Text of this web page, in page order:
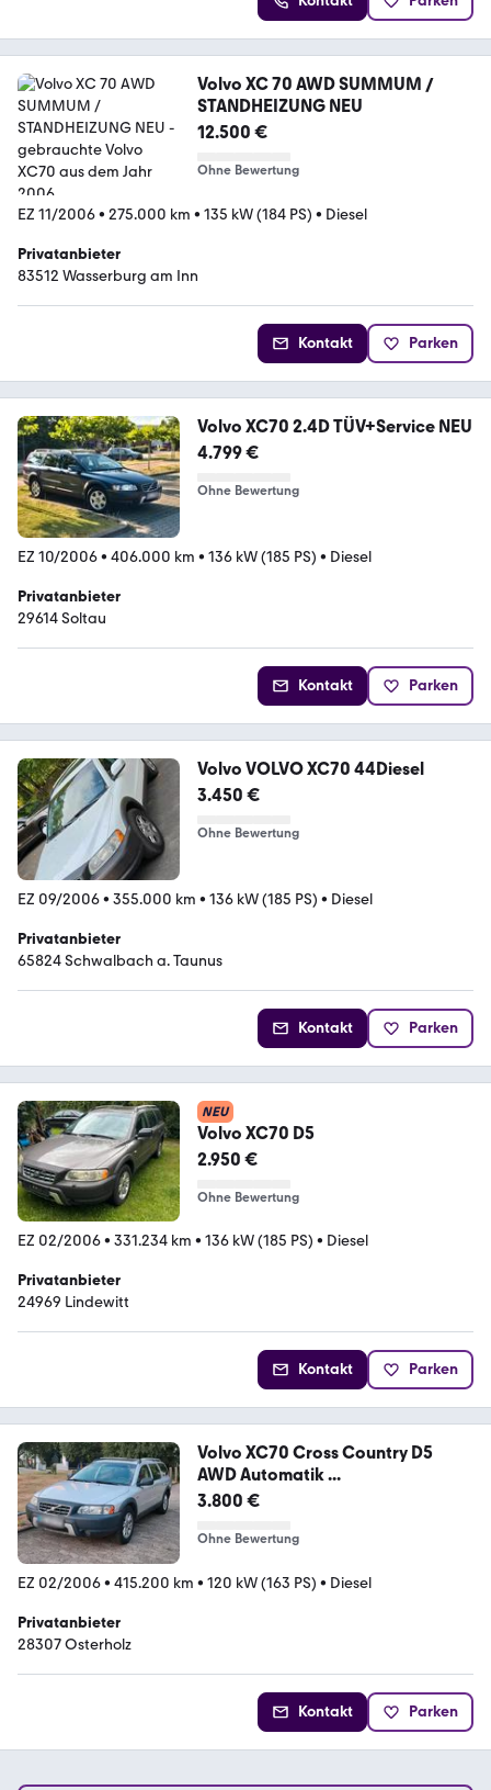
Volvo XC 70 AWD SUMMUM /
STANDHEIZUNG NEU
12.500 €
Ohne Bewertung
EZ 11/2006• 275.000 km • 135 kW (184 PS) • Diesel
Privatanbieter
83512 Wasserburg am Inn
Kontakt Parken
Volvo XC70 2.4D TÜV+Service NEU
4.799 €
Ohne Bewertung
EZ 10/2006• 406.000 km • 136 kW (185 PS) • Diesel
Privatanbieter
29614 Soltau
Kontakt Parken
Volvo VOLVO XC70 44Diesel
3.450 €
Ohne Bewertung
EZ 09/2006• 355.000 km • 136 kW (185 PS) • Diesel
Privatanbieter
65824 Schwalbach a. Taunus
Kontakt Parken
NEU
Volvo XC70 D5
2.950 €
Ohne Bewertung
EZ 02/2006• 331.234 km • 136 kW (185 PS) • Diesel
Privatanbieter
24969 Lindewitt
Kontakt Parken
Volvo XC70 Cross Country D5
AWD Automatik ...
3.800 €
Ohne Bewertung
EZ 02/2006• 415.200 km • 120 kW (163 PS) • Diesel
Privatanbieter
28307 Osterholz
Kontakt Parken